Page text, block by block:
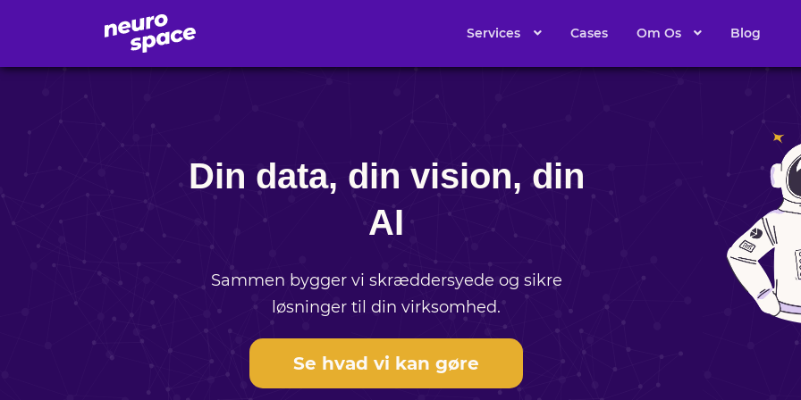
Services Cases Om Os Blog
Din data, din vision, din
AI
Sammen bygger vi skræddersyede og sikre
løsninger til din virksomhed.
Se hvad vi kan gøre